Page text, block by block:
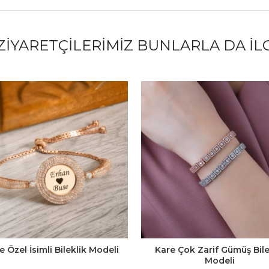
BUNLARLA DA
Özel İsimli Bileklik Modeli
Kare Çok Zarif Gümüş
Modeli